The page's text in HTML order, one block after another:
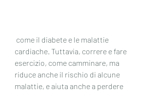
cardiache. Tuttavia, correre e fare
esercizio, come camminare, ma
riduce anche il rischio di alcune
malattie, e aiuta anche a perdere